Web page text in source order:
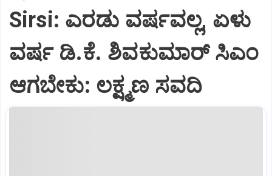
Sirsi: ಎರಡು ವರ್ಷವಲ್ಲ, ಏಳು
ವರ್ಷ ಡಿ.ಕೆ. ಶಿವಕುಮಾರ್ ಸಿಎಂ
ಆಗಬೇಕು: ಲಕ್ಷ್ಮಣ ಸವದಿ